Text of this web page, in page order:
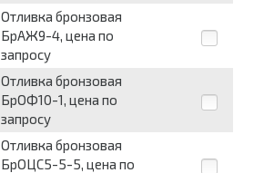
Отливка бронзовая
БрАЖ9-4, цена по
запросу
Отливка бронзовая
БрОФ10-1, цена по
запросу
Отливка бронзовая
БрОЦС5-5-5, цена по